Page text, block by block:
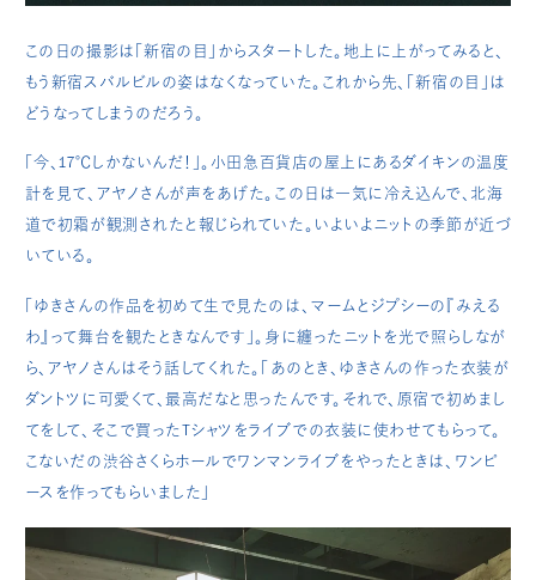
この日の撮影は「新宿の目」からスタートした。地上に上がってみると、
もう新宿スバルビルの姿はなくなっていた。これから先、「新宿の目」は
どうなってしまうのだろう。
「今、17℃しかないんだ！」。小田急百貨店の屋上にあるダイキンの温度
計を見て、アヤノさんが声をあげた。この日は一気に冷え込んで、北海
道で初霜が観測されたと報じられていた。いよいよニットの季節が近づ
いている。
「ゆきさんの作品を初めて生で見たのは、マームとジプシーの『みえる
わ』って舞台を観たときなんです」。身に纏ったニットを光で照らしなが
ら、アヤノさんはそう話してくれた。「あのとき、ゆきさんの作った衣装が
ダントツに可愛くて、最高だなと思ったんです。それで、原宿で初めまし
てをして、そこで買ったTシャツをライブでの衣装に使わせてもらって。
こないだの渋谷さくらホールでワンマンライブをやったときは、ワンピ
ースを作ってもらいました」